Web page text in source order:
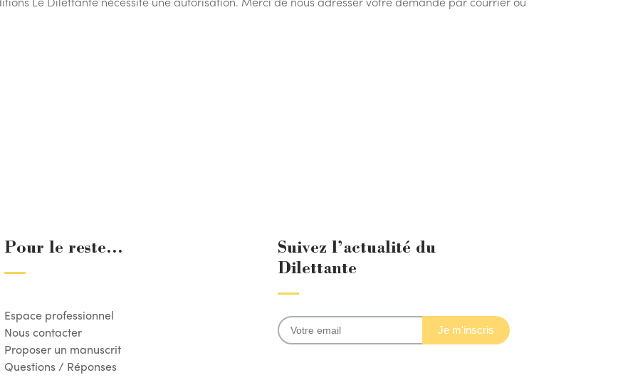
Pour le reste...
Espace professionnel
Nous contacter
Proposer un manuscrit
Questions / Réponses
Suivez l’actualité du
Dilettante